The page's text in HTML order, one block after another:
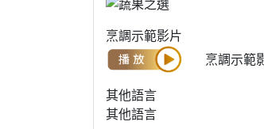
烹調示範影片
烹調示範
其他語言
其他語言